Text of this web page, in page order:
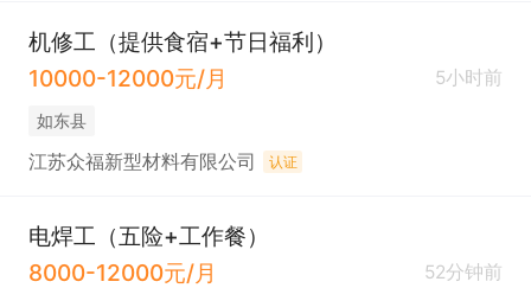
机修工（提供食宿+节日福利）
10000-12000元/月
5小时前
如东县
江苏众福新型材料有限公司 认证
电焊工（五险+工作餐）
8000-12000元/月
52分钟前